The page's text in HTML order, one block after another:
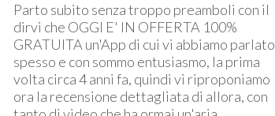
Parto subito senza troppo preamboli con il
dirvi che OGGI E' IN OFFERTA 100%
GRATUITA un'App di cui vi abbiamo parlato
spesso e con sommo entusiasmo, la prima
volta circa 4 anni fa, quindi vi riproponiamo
ora la recensione dettagliata di allora, con